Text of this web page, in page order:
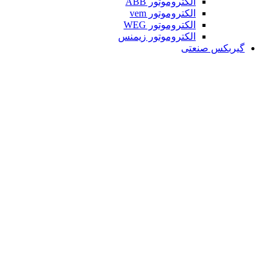
الکتروموتور vem
الکتروموتور WEG
الکتروموتور زیمنس
گیربکس صنعتی